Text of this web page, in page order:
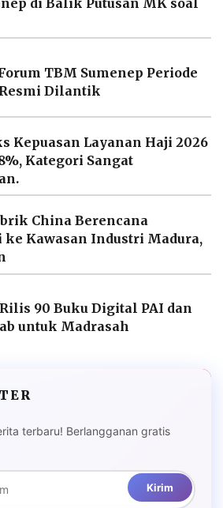
TBM Sumenep Periode
Resmi Dilantik
Kepuasan Layanan Haji 2026
Kategori Sangat
China Berencana
Kawasan Industri Madura,
90 Buku Digital PAI dan
untuk Madrasah
terbaru! Berlangganan gratis
Kirim